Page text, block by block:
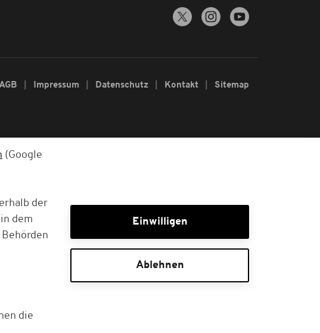
Impressum Datenschutz Kontakt Sitemap
(Google
der
dem
die
Einwilligen
Ablehnen